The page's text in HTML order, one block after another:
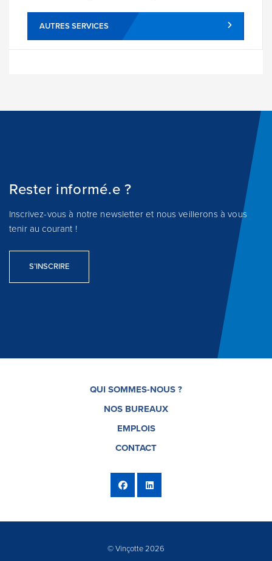
AUTRES SERVICES
Rester informé.e ?
Inscrivez-vous à notre newsletter et nous veillerons à vous
tenir au courant !
S’INSCRIRE
QUI SOMMES-NOUS ?
NOS BUREAUX
EMPLOIS
CONTACT
© Vinçotte 2026